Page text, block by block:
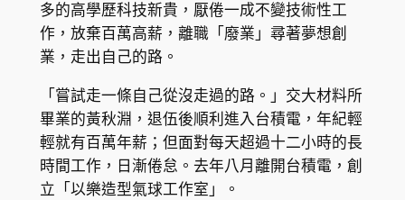
多的高學歷科技新貴，厭倦一成不變技術性工
作，放棄百萬高薪，離職「廢業」尋著夢想創
業，走出自己的路。
「嘗試走一條自己從沒走過的路。」交大材料所
畢業的黃秋淵，退伍後順利進入台積電，年紀輕
輕就有百萬年薪；但面對每天超過十二小時的長
時間工作，日漸倦怠。去年八月離開台積電，創
立「以樂造型氣球工作室」。